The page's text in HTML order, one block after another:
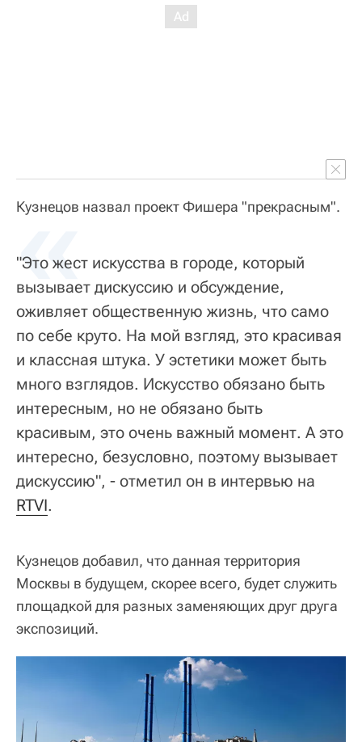
Кузнецов назвал проект Фишера "прекрасным".
«
"Это жест искусства в городе, который
вызывает дискуссию и обсуждение,
оживляет общественную жизнь, что само
по себе круто. На мой взгляд, это красивая
и классная штука. У эстетики может быть
много взглядов. Искусство обязано быть
интересным, но не обязано быть
красивым, это очень важный момент. А это
интересно, безусловно, поэтому вызывает
дискуссию", - отметил он в интервью на
RTVI.
Кузнецов добавил, что данная территория
Москвы в будущем, скорее всего, будет служить
площадкой для разных заменяющих друг друга
экспозиций.